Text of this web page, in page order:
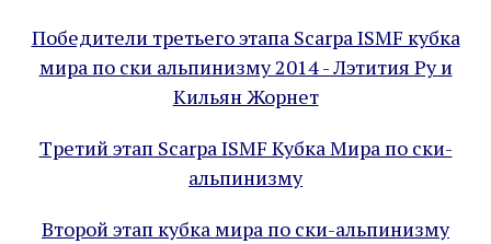
Победители третьего этапа Scarpa ISMF кубка
мира по ски альпинизму 2014 - Лэтития Ру и
Кильян Жорнет
Tретий этап Scarpa ISMF Кубка Мира по ски-
альпинизму
Второй этап кубка мира по ски-альпинизму